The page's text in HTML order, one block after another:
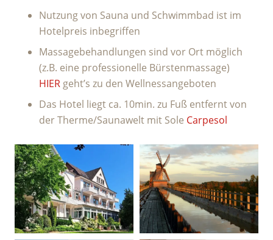
Nutzung von Sauna und Schwimmbad ist im
Hotelpreis inbegriffen
Massagebehandlungen sind vor Ort möglich
(z.B. eine professionelle Bürstenmassage)
HIER geht’s zu den Wellnessangeboten
Das Hotel liegt ca. 10min. zu Fuß entfernt von
der Therme/Saunawelt mit Sole Carpesol